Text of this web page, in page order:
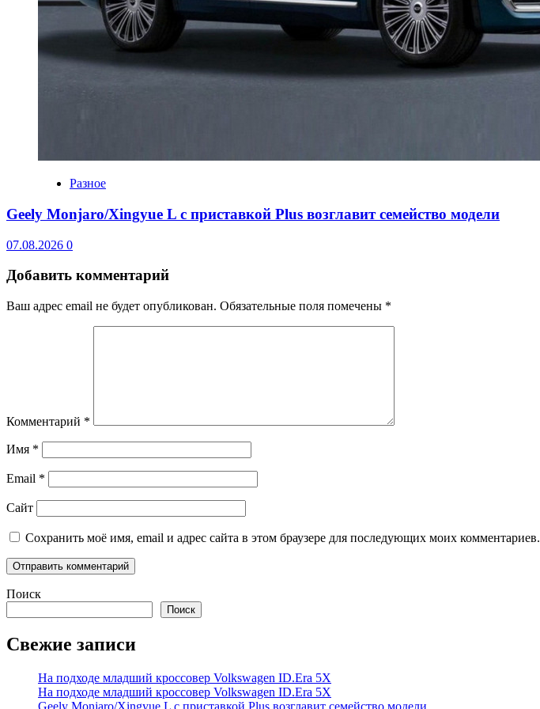
Разное
Geely Monjaro/Xingyue L с приставкой Plus возглавит семейство модели
07.08.2026 0
Добавить комментарий
Ваш адрес email не будет опубликован. Обязательные поля помечены *
Комментарий *
Имя *
Email *
Сайт
Сохранить моё имя, email и адрес сайта в этом браузере для последующих моих комментариев.
Поиск
Поиск
Свежие записи
На подходе младший кроссовер Volkswagen ID.Era 5X
На подходе младший кроссовер Volkswagen ID.Era 5X
Geely Monjaro/Xingyue L с приставкой Plus возглавит семейство модели